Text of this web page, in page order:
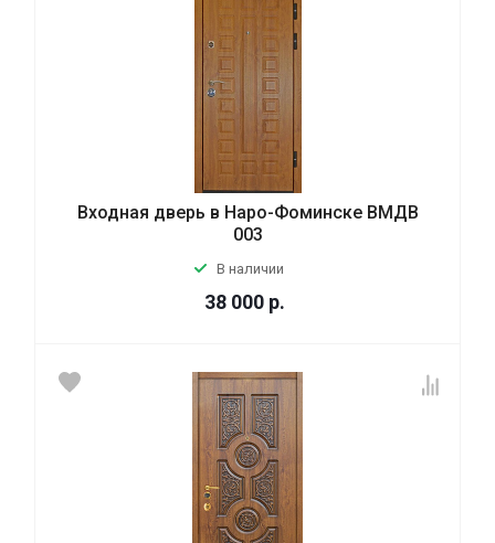
Входная дверь в Наро-Фоминске ВМДВ
003
В наличии
38 000 р.